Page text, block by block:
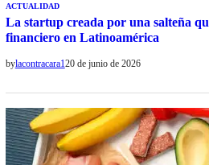
ACTUALIDAD
La startup creada por una salteña
financiero en Latinoamérica
bylacontracara120 de junio de 2026